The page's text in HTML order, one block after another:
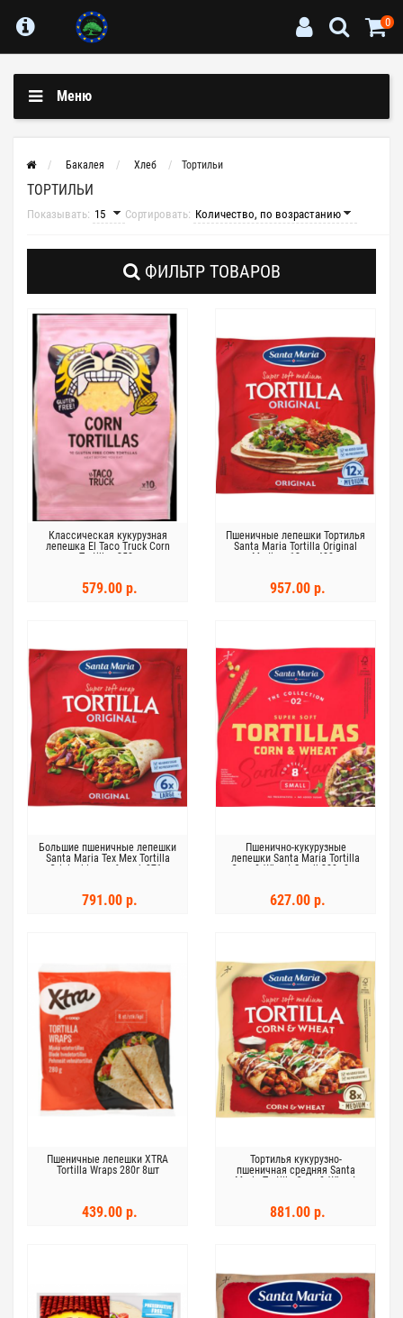
0
Меню
Бакалея Хлеб Тортильи
ТОРТИЛЬИ
Показывать: Сортировать:
ФИЛЬТР ТОВАРОВ
Классическая кукурузная
лепешка El Taco Truck Corn
Tortillas 250г
579.00 р.
Пшеничные лепешки Тортилья
Santa Maria Tortilla Original
Medium 12 шт 480 г
957.00 р.
Большие пшеничные лепешки
Santa Maria Tex Mex Tortilla
Original Large 6-pack 371г
791.00 р.
Пшенично-кукурузные
лепешки Santa Maria Tortilla
Corn & Wheat Small 200г 8шт
627.00 р.
Пшеничные лепешки XTRA
Tortilla Wraps 280г 8шт
439.00 р.
Тортилья кукурузно-
пшеничная средняя Santa
Maria Tortilla Corn & Wheat
881.00 р.